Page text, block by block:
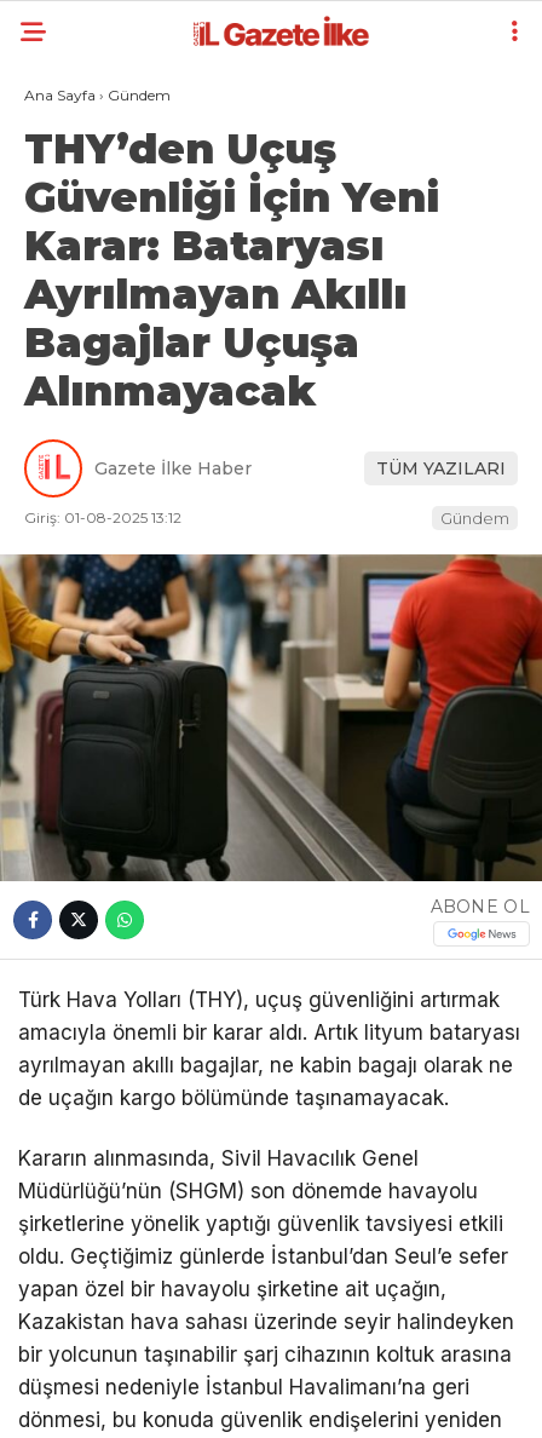
Ana Sayfa › Gündem
THY’den Uçuş
Güvenliği İçin Yeni
Karar: Bataryası
Ayrılmayan Akıllı
Bagajlar Uçuşa
Alınmayacak
Gazete İlke Haber TÜM YAZILARI
Giriş: 01-08-2025 13:12 Gündem
ABONE OL
Türk Hava Yolları (THY), uçuş güvenliğini artırmak
amacıyla önemli bir karar aldı. Artık lityum bataryası
ayrılmayan akıllı bagajlar, ne kabin bagajı olarak ne
de uçağın kargo bölümünde taşınamayacak.
Kararın alınmasında, Sivil Havacılık Genel
Müdürlüğü’nün (SHGM) son dönemde havayolu
şirketlerine yönelik yaptığı güvenlik tavsiyesi etkili
oldu. Geçtiğimiz günlerde İstanbul’dan Seul’e sefer
yapan özel bir havayolu şirketine ait uçağın,
Kazakistan hava sahası üzerinde seyir halindeyken
bir yolcunun taşınabilir şarj cihazının koltuk arasına
düşmesi nedeniyle İstanbul Havalimanı’na geri
dönmesi, bu konuda güvenlik endişelerini yeniden